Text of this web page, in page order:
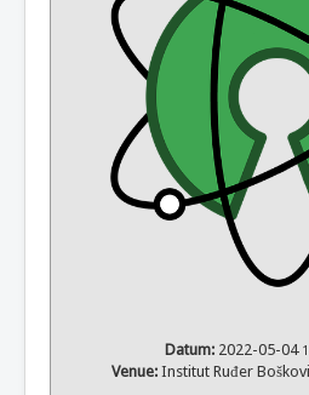
Datum: 2022-05-04
Venue: Institut Ruđer